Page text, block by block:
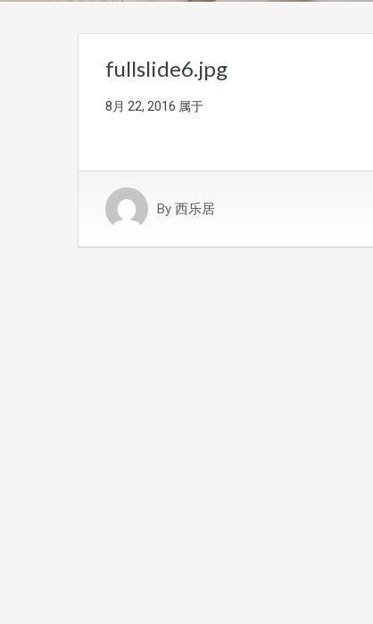
fullslide6.jpg
8月 22, 2016 属于
By 西乐居